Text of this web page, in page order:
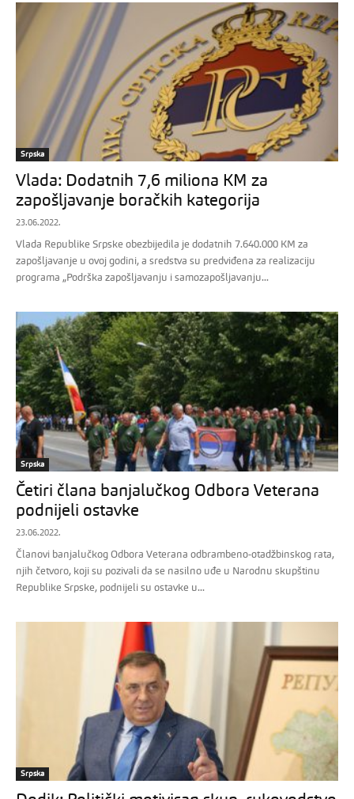
Srpska
Vlada: Dodatnih 7,6 miliona KM za
zapošljavanje boračkih kategorija
23.06.2022.
Vlada Republike Srpske obezbijedila je dodatnih 7.640.000 KM za
zapošljavanje u ovoj godini, a sredstva su predviđena za realizaciju
programa „Podrška zapošljavanju i samozapošljavanju...
Srpska
Četiri člana banjalučkog Odbora Veterana
podnijeli ostavke
23.06.2022.
Članovi banjalučkog Odbora Veterana odbrambeno-otadžbinskog rata,
njih četvoro, koji su pozivali da se nasilno uđe u Narodnu skupštinu
Republike Srpske, podnijeli su ostavke u...
Srpska